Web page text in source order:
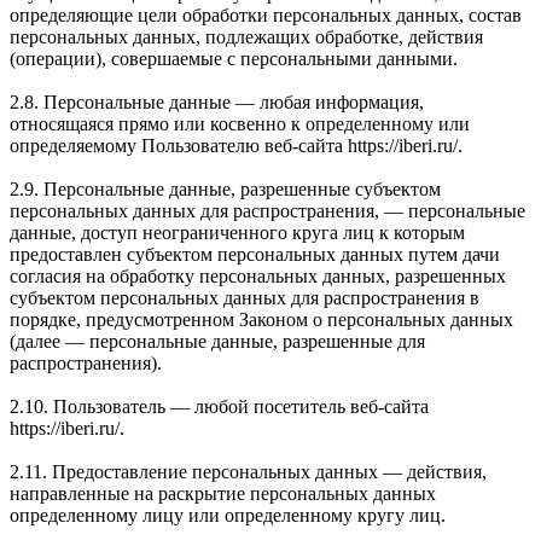
определяющие цели обработки персональных данных, состав
персональных данных, подлежащих обработке, действия
(операции), совершаемые с персональными данными.
2.8. Персональные данные — любая информация,
относящаяся прямо или косвенно к определенному или
определяемому Пользователю веб-сайта https://iberi.ru/.
2.9. Персональные данные, разрешенные субъектом
персональных данных для распространения, — персональные
данные, доступ неограниченного круга лиц к которым
предоставлен субъектом персональных данных путем дачи
согласия на обработку персональных данных, разрешенных
субъектом персональных данных для распространения в
порядке, предусмотренном Законом о персональных данных
(далее — персональные данные, разрешенные для
распространения).
2.10. Пользователь — любой посетитель веб-сайта
https://iberi.ru/.
2.11. Предоставление персональных данных — действия,
направленные на раскрытие персональных данных
определенному лицу или определенному кругу лиц.